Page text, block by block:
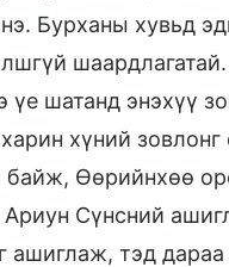
Бурханы хувьд
үе шатанд энэхүү
хүний зовлонг
байж, Өөрийнхөө
Ариун Сүнсний
ашиглаж, тэд